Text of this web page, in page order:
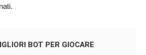
BOT PER GIOCARE